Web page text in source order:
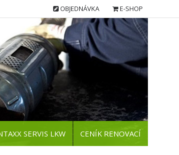
OBJEDNÁVKA E-SHOP
SERVIS LKW CENÍK RENOVACÍ